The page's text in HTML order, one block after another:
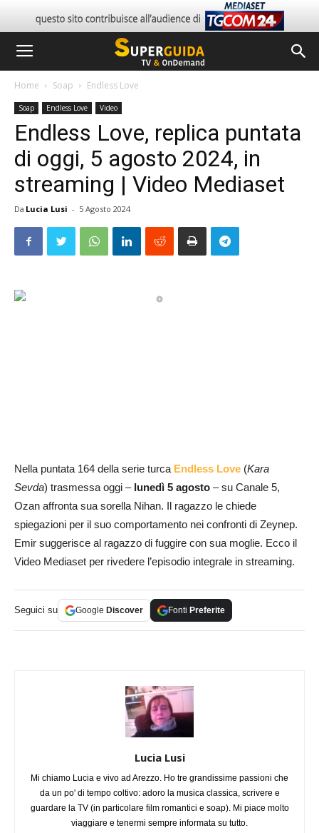
Home Soap Endless Love
Soap Endless Love Video
Endless Love, replica puntata
di oggi, 5 agosto 2024, in
streaming | Video Mediaset
Da Lucia Lusi - 5 Agosto 2024
Nella puntata 164 della serie turca Endless Love (Kara
Sevda) trasmessa oggi – lunedì 5 agosto – su Canale 5,
Ozan affronta sua sorella Nihan. Il ragazzo le chiede
spiegazioni per il suo comportamento nei confronti di Zeynep.
Emir suggerisce al ragazzo di fuggire con sua moglie. Ecco il
Video Mediaset per rivedere l’episodio integrale in streaming.
Seguici su Google Discover Fonti Preferite
Lucia Lusi
Mi chiamo Lucia e vivo ad Arezzo. Ho tre grandissime passioni che
da un po' di tempo coltivo: adoro la musica classica, scrivere e
guardare la TV (in particolare film romantici e soap). Mi piace molto
viaggiare e tenermi sempre informata su tutto.